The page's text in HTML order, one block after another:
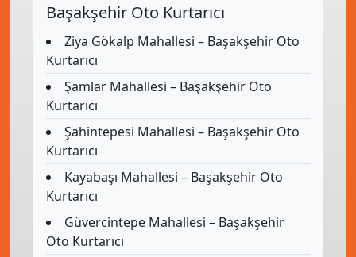
Başakşehir Oto Kurtarıcı
Ziya Gökalp Mahallesi – Başakşehir Oto
Kurtarıcı
Şamlar Mahallesi – Başakşehir Oto
Kurtarıcı
Şahintepesi Mahallesi – Başakşehir Oto
Kurtarıcı
Kayabaşı Mahallesi – Başakşehir Oto
Kurtarıcı
Güvercintepe Mahallesi – Başakşehir
Oto Kurtarıcı